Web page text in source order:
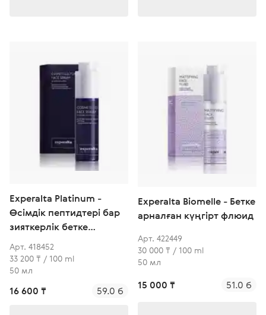
Experalta Platinum -
Өсімдік пептидтері бар
зияткерлік бетке
арналған крем
Арт. 418452
33 200 ₸ / 100 ml
50 мл
16 600 ₸ 59.0 б
Experalta Biomelle - Бетке
арналған күңгірт флюид
Арт. 422449
30 000 ₸ / 100 ml
50 мл
15 000 ₸ 51.0 б